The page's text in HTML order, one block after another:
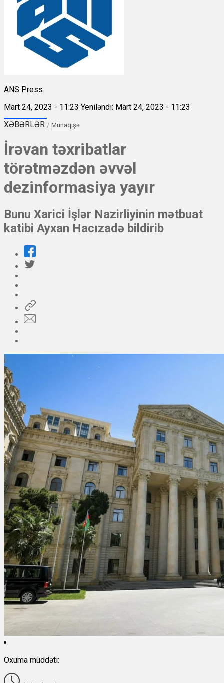
ANS Press
Mart 24, 2023 - 11:23 Yeniləndi: Mart 24, 2023 - 11:23
XƏBƏRLƏR / Münaqişə
İrəvan təxribatlar
törətməzdən əvvəl
dezinformasiya yayır
Bunu Xarici İşlər Nazirliyinin mətbuat
katibi Ayxan Hacızadə bildirib
Oxuma müddəti: